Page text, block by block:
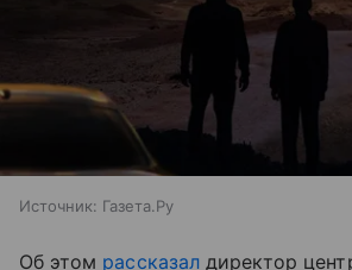
Источник: Газета.Ру
Об этом рассказалдиректор